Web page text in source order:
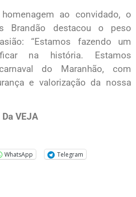
ao convidado, o
Brandão destacou o peso
“Estamos fazendo um
na história. Estamos
do Maranhão, com
e valorização da nossa
VEJA
WhatsApp Telegram